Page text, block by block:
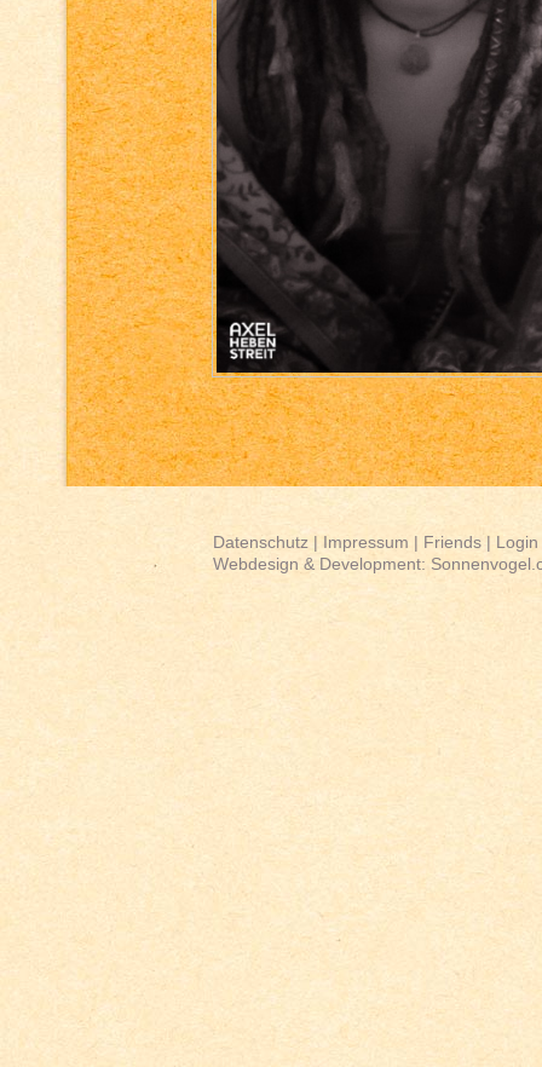
Datenschutz | Impressum | Friends | Login
Webdesign & Development: